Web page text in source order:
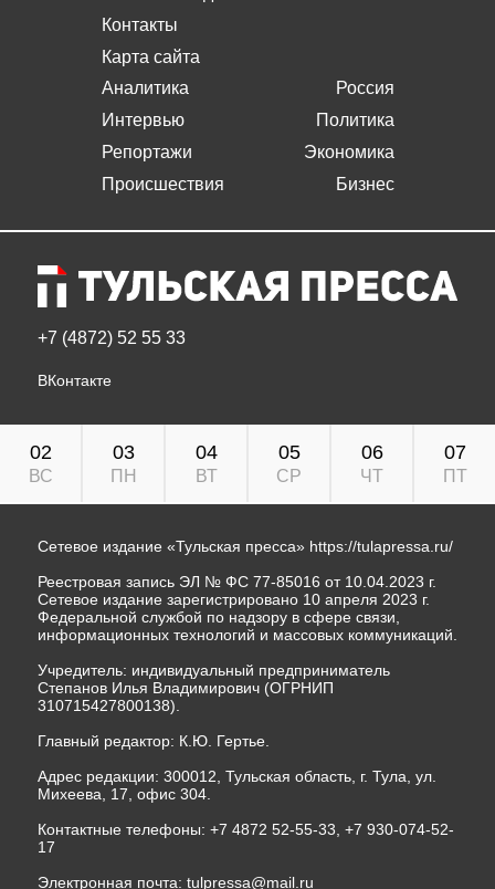
Контакты
Карта сайта
Аналитика
Интервью
Репортажи
Происшествия
Россия
Политика
Экономика
Бизнес
+7 (4872) 52 55 33
ВКонтакте
02
ВС
03
ПН
04
ВТ
05
СР
06
ЧТ
07
ПТ
Сетевое издание «Тульская пресса» https://tulapressa.ru/
Реестровая запись ЭЛ № ФС 77-85016 от 10.04.2023 г.
Сетевое издание зарегистрировано 10 апреля 2023 г.
Федеральной службой по надзору в сфере связи,
информационных технологий и массовых коммуникаций.
Учредитель: индивидуальный предприниматель
Степанов Илья Владимирович (ОГРНИП
310715427800138).
Главный редактор: К.Ю. Гертье.
Адрес редакции: 300012, Тульская область, г. Тула, ул.
Михеева, 17, офис 304.
Контактные телефоны: +7 4872 52-55-33, +7 930-074-52-
17
Электронная почта: tulpressa@mail.ru